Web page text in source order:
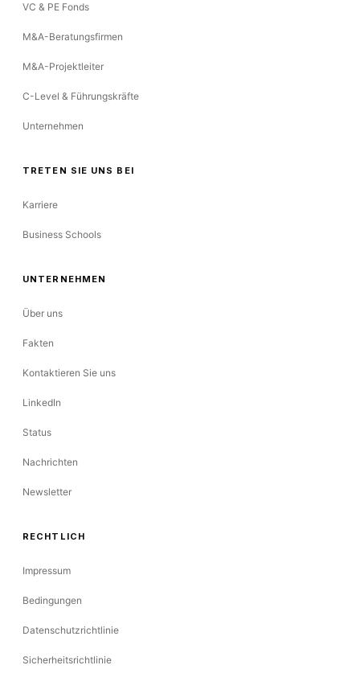
VC & PE Fonds
M&A-Beratungsfirmen
M&A-Projektleiter
C-Level & Führungskräfte
Unternehmen
TRETEN SIE UNS BEI
Karriere
Business Schools
UNTERNEHMEN
Über uns
Fakten
Kontaktieren Sie uns
LinkedIn
Status
Nachrichten
Newsletter
RECHTLICH
Impressum
Bedingungen
Datenschutzrichtlinie
Sicherheitsrichtlinie